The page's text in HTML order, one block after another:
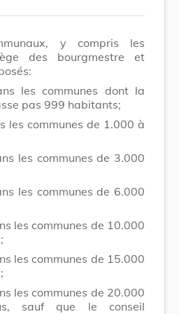
y compris les
des bourgmestre et
les communes dont la
pas 999 habitants;
les communes de 1.000 à
les communes de 3.000
les communes de 6.000
les communes de 10.000
les communes de 15.000
les communes de 20.000
sauf que le conseil